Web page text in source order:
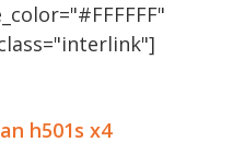
h501s x4